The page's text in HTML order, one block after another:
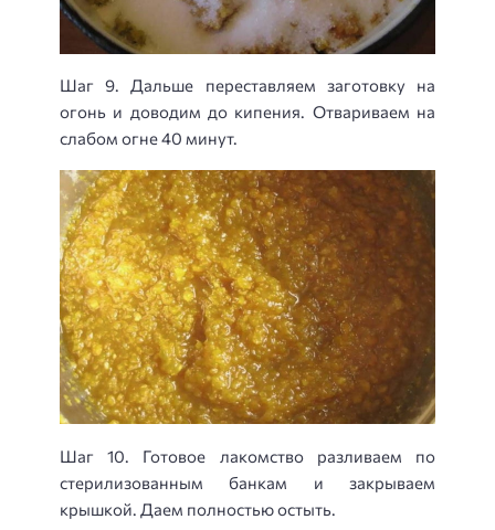
Шаг 9. Дальше переставляем заготовку на
огонь и доводим до кипения. Отвариваем на
слабом огне 40 минут.
Шаг 10. Готовое лакомство разливаем по
стерилизованным банкам и закрываем
крышкой. Даем полностью остыть.